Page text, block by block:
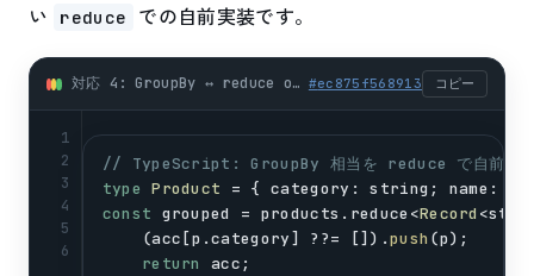
い
reduce での自前実装です。
対応 4: GroupBy ↔ reduce or Object.groupBy (★最大の罠) (typescript) #ec875f568913 コピー
1
2
3
4
5
6
// TypeScript: GroupBy 相当を reduce で自前実
type
Product = { category : string ; name :
const grouped = products . reduce <Record <
    (
acc [p .category] ??= []).push (p);
return
acc ;